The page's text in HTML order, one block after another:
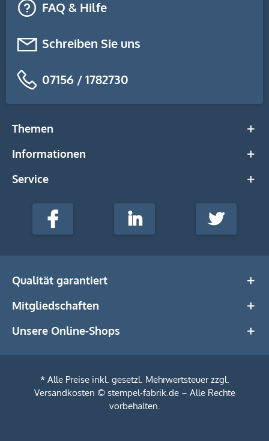
FAQ & Hilfe
Schreiben Sie uns
07156 / 1782730
Themen
Informationen
Service
stempel-
Media
Facebook LinkedIn Twitter
Qualität garantiert
Mitgliedschaften
Unsere Online-Shops
* Alle Preise inkl. gesetzl. Mehrwertsteuer zzgl.
Versandkosten © stempel-fabrik.de – Alle Rechte
vorbehalten.